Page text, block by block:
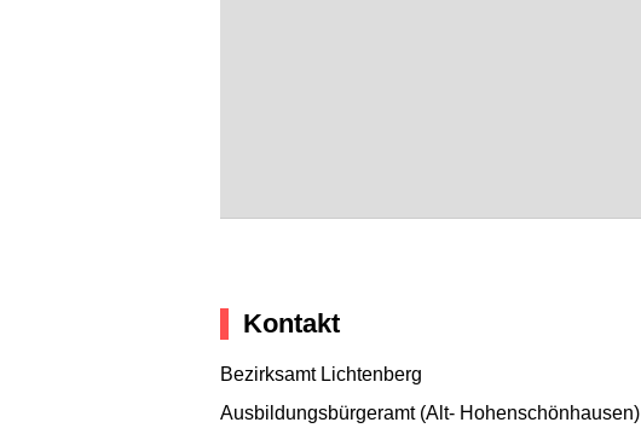
Kontakt
Bezirksamt Lichtenberg
Ausbildungsbürgeramt (Alt- Hohenschönhausen)